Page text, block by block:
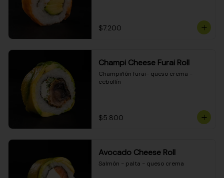
$7.200
Champi Cheese Furai Roll
Champiñón furai- queso crema -
cebollín
$5.800
Avocado Cheese Roll
Salmón - palta - queso crema